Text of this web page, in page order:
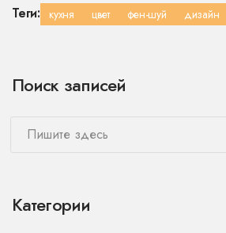
Теги: кухня цвет фен-шуй дизайн
Поиск записей
Категории